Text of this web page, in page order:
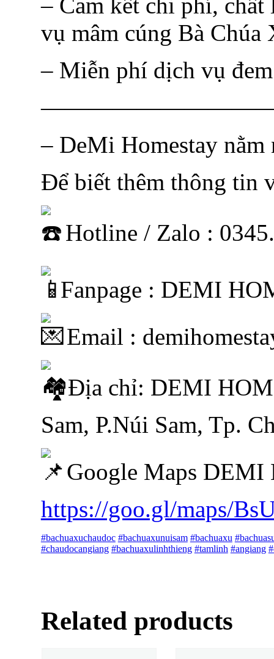
– Cam kết chi phí,
vụ mâm cúng Bà Chúa
– Miễn phí dịch vụ
– DeMi Homestay
Để biết thêm thông tin
Hotline / Zalo :
Fanpage : DEMI
Email :
Địa chỉ: DEMI
Sam, P.Núi Sam, Tp.
Google Maps DEMI
https://goo.gl/maps/
#bachuaxuchaudoc #bachuaxunuisam #bachuaxu
#chaudocangiang #bachuaxulinhthieng #tamlinh #angiang
Related products